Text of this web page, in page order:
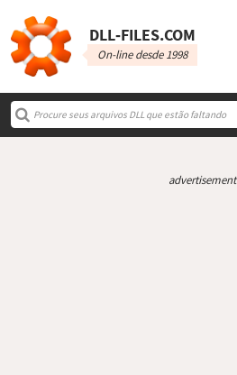
DLL‑FILES.COM
On-line desde 1998
advertisement